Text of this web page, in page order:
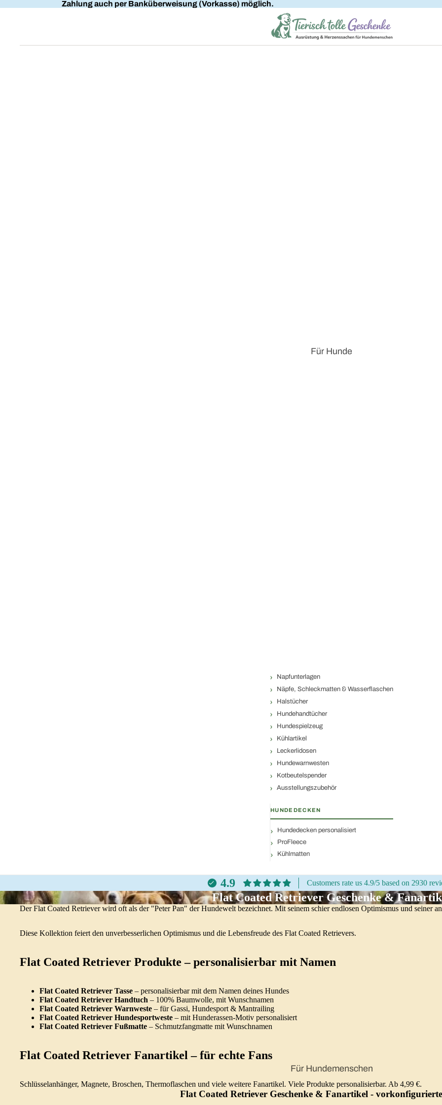
Zahlung auch per Banküberweisung (Vorkasse) möglich.
Für Hunde
Napfunterlagen
Näpfe, Schleckmatten & Wasserflaschen
Halstücher
Hundehandtücher
Hundespielzeug
Kühlartikel
Leckerlidosen
Hundewarnwesten
Kotbeutelspender
Ausstellungszubehör
HUNDEDECKEN
Hundedecken personalisiert
ProFleece
Kühlmatten
Für Hundemenschen
4.9 Customers rate us 4.9/5 based on 2930
Flat Coated Retriever Geschenke &
Der Flat Coated Retriever wird oft als der "Peter Pan" der Hundewelt bezeichnet. Mit seinem schier endlosen Optimismus und seiner
Diese Kollektion feiert den unverbesserlichen Optimismus und die Lebensfreude des Flat Coated Retrievers.
Flat Coated Retriever Produkte – personalisierbar mit Namen
Flat Coated Retriever Tasse – personalisierbar mit dem Namen deines Hundes
Flat Coated Retriever Handtuch – 100% Baumwolle, mit Wunschnamen
Flat Coated Retriever Warnweste – für Gassi, Hundesport & Mantrailing
Flat Coated Retriever Hundesportweste – mit Hunderassen-Motiv personalisiert
Flat Coated Retriever Fußmatte – Schmutzfangmatte mit Wunschnamen
Flat Coated Retriever Fanartikel – für echte Fans
Schlüsselanhänger, Magnete, Broschen, Thermoflaschen und viele weitere Fanartikel. Viele Produkte personalisierbar. Ab 4,99 €.
Flat Coated Retriever Geschenke & Fanartikel -